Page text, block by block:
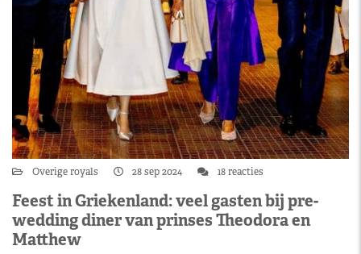
Overige royals 28 sep 2024 18 reacties
Feest in Griekenland: veel gasten bij pre-
wedding diner van prinses Theodora en
Matthew